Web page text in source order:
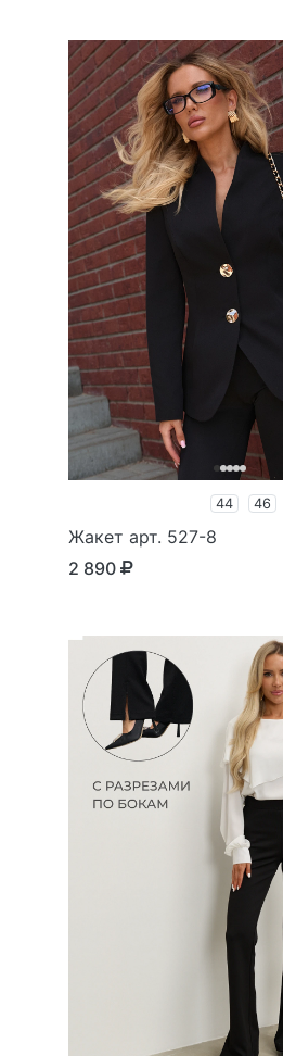
44 46
Жакет арт. 527-8
2 890